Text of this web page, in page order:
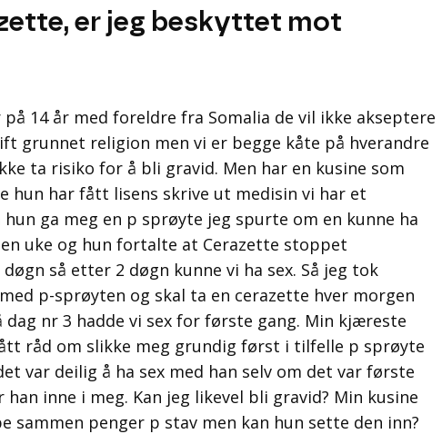
er jeg beskyttet mot
14 år med foreldre fra Somalia de vil ikke akseptere
grunnet religion men vi er begge kåte på hverandre
ta risiko for å bli gravid. Men har en kusine som
hun har fått lisens skrive ut medisin vi har et
ga meg en p sprøyte jeg spurte om en kunne ha
uke og hun fortalte at Cerazette stoppet
så etter 2 døgn kunne vi ha sex. Så jeg tok
p-sprøyten og skal ta en cerazette hver morgen
dag nr 3 hadde vi sex for første gang. Min kjæreste
råd om slikke meg grundig først i tilfelle p sprøyte
var deilig å ha sex med han selv om det var første
inne i meg. Kan jeg likevel bli gravid? Min kusine
sammen penger p stav men kan hun sette den inn?